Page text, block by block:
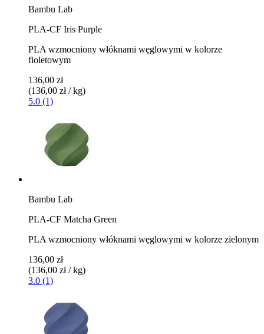
Bambu Lab
PLA-CF Iris Purple
PLA wzmocniony włóknami węglowymi w kolorze
fioletowym
136,00 zł
(136,00 zł / kg)
5.0 (1)
Bambu Lab
PLA-CF Matcha Green
PLA wzmocniony włóknami węglowymi w kolorze zielonym
136,00 zł
(136,00 zł / kg)
3.0 (1)